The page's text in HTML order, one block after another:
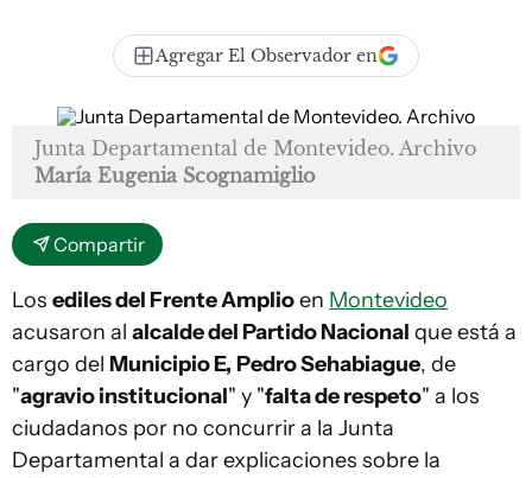
Agregar El Observador en
Junta Departamental de Montevideo. Archivo
María Eugenia Scognamiglio
Compartir
Los ediles del Frente Amplioen Montevideo
acusaron al alcalde del Partido Nacional que está a
cargo del Municipio E, Pedro Sehabiague, de
"agravio institucional" y "falta de respeto" a los
ciudadanos por no concurrir a la Junta
Departamental a dar explicaciones sobre la